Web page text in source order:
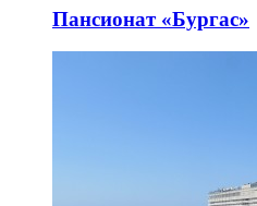
Пансионат «Бургас»